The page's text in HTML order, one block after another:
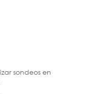
sondeos en